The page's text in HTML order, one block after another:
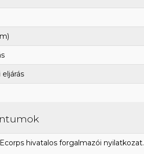
hivatalos forgalmazói